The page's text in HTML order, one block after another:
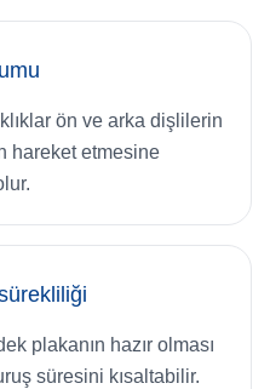
ön ve arka dişlilerin
hareket etmesine
plakanın hazır olması
süresini kısaltabilir.